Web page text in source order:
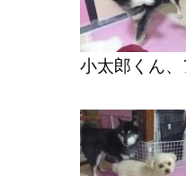
小太郎くん